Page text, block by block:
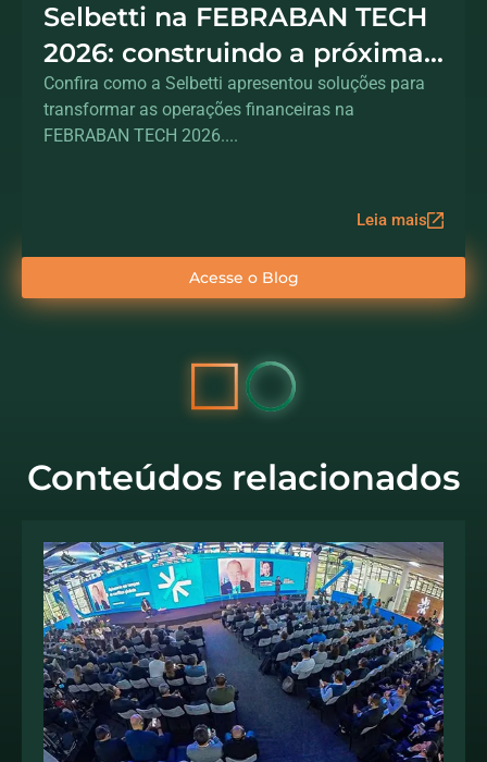
Selbetti na FEBRABAN TECH
2026: construindo a próxima
geração das operações
financeiras
Confira como a Selbetti apresentou soluções para
transformar as operações financeiras na
FEBRABAN TECH 2026....
Leia mais
Acesse o Blog
Conteúdos relacionados